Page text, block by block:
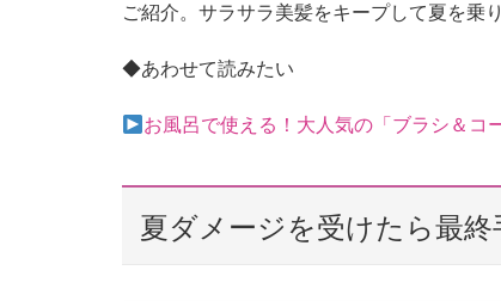
ご紹介。サラサラ美髪をキープして夏を乗
◆あわせて読みたい
お風呂で使える！大人気の「ブラシ＆コ
夏ダメージを受けたら最